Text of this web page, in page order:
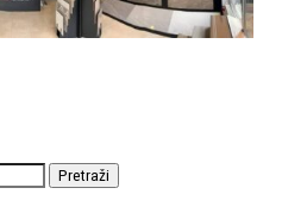
Pretraži